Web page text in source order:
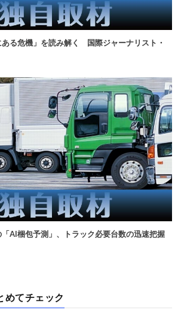
ある危機」を読み解く 国際ジャーナリスト・
「AI梱包予測」、トラック必要台数の迅速把握
めてチェック